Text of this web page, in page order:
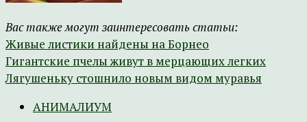
Вас также могут заинтересовать статьи:
Живые листики найдены на Борнео
Гигантские пчелы живут в мерцающих легких
Лягушеньку стошнило новым видом муравья
АНИМАЛИУМ